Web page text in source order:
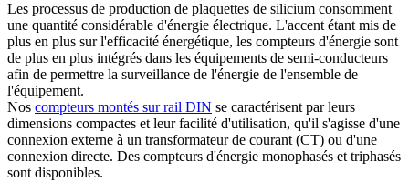
Les processus de production de plaquettes de silicium consomment
une quantité considérable d'énergie électrique. L'accent étant mis de
plus en plus sur l'efficacité énergétique, les compteurs d'énergie sont
de plus en plus intégrés dans les équipements de semi-conducteurs
afin de permettre la surveillance de l'énergie de l'ensemble de
l'équipement.
Nos compteurs montés sur rail DIN se caractérisent par leurs
dimensions compactes et leur facilité d'utilisation, qu'il s'agisse d'une
connexion externe à un transformateur de courant (CT) ou d'une
connexion directe. Des compteurs d'énergie monophasés et triphasés
sont disponibles.